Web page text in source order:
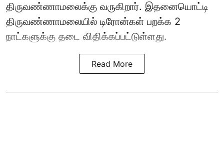
திருவண்ணாமலைக்கு வருகிறார். இதனையொட்டி
திருவண்ணாமலையில் டிரோன்கள் பறக்க 2
நாட்களுக்கு தடை விதிக்கப்பட்டுள்ளது.
Read More